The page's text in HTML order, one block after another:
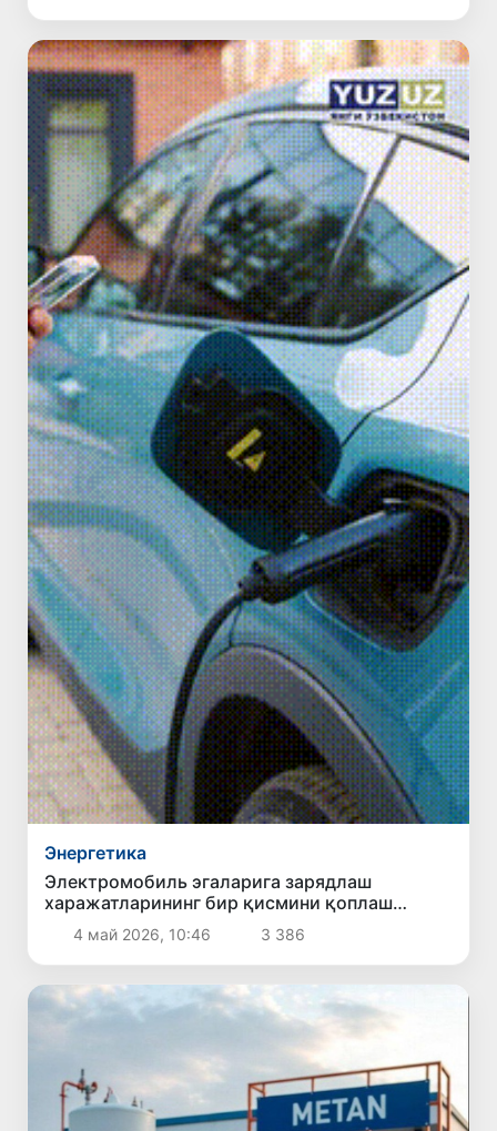
Энергетика
Электромобиль эгаларига зарядлаш
харажатларининг бир қисмини қоплаш
режалаштирилмоқда
4 май 2026, 10:46 3 386